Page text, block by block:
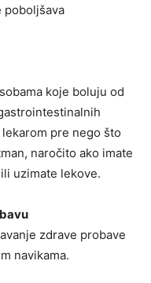
poboljšava
koje boluju od
pre nego što
naročito ako imate
uzimate lekove.
zdrave probave
navikama.